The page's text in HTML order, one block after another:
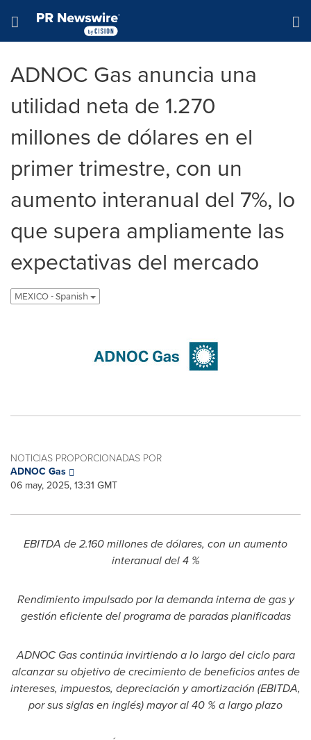
Hamburger menu
ADNOC Gas anuncia una
utilidad neta de 1.270
millones de dólares en el
primer trimestre, con un
aumento interanual del 7%, lo
que supera ampliamente las
expectativas del mercado
MEXICO - Spanish
NOTICIAS PROPORCIONADAS POR
ADNOC Gas
06 may, 2025, 13:31 GMT
EBITDA de 2.160 millones de dólares, con un aumento
interanual del 4 %
Rendimiento impulsado por la demanda interna de gas y
gestión eficiente del programa de paradas planificadas
ADNOC Gas continúa invirtiendo a lo largo del ciclo para
alcanzar su objetivo de crecimiento de beneficios antes de
intereses, impuestos, depreciación y amortización (EBITDA,
por sus siglas en inglés) mayor al 40 % a largo plazo